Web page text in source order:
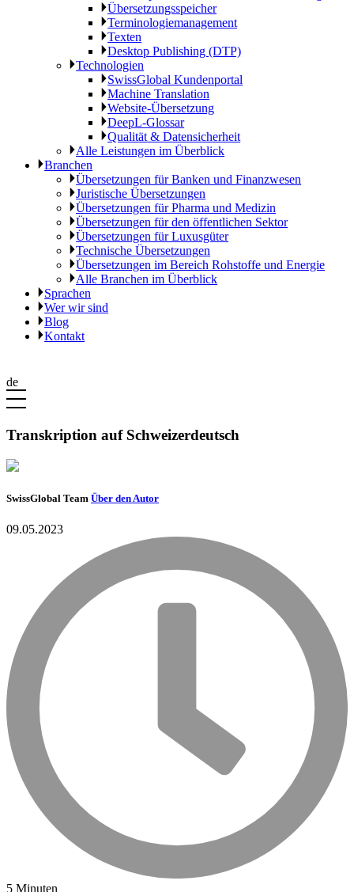
Übersetzungsspeicher
Terminologiemanagement
Texten
Desktop Publishing (DTP)
Technologien
SwissGlobal Kundenportal
Machine Translation
Website-Übersetzung
DeepL-Glossar
Qualität & Datensicherheit
Alle Leistungen im Überblick
Branchen
Übersetzungen für Banken und Finanzwesen
Juristische Übersetzungen
Übersetzungen für Pharma und Medizin
Übersetzungen für den öffentlichen Sektor
Übersetzungen für Luxusgüter
Technische Übersetzungen
Übersetzungen im Bereich Rohstoffe und Energie
Alle Branchen im Überblick
Sprachen
Wer wir sind
Blog
Kontakt
de
Transkription auf Schweizerdeutsch
SwissGlobal Team Über den Autor
09.05.2023
5 Minuten